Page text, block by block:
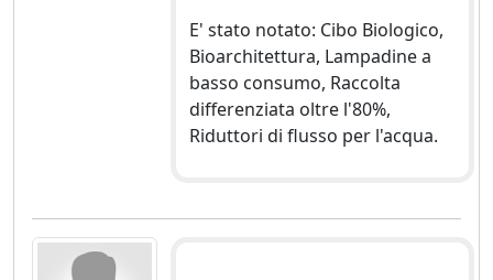
E' stato notato: Cibo Biologico,
Bioarchitettura, Lampadine a
basso consumo, Raccolta
differenziata oltre l'80%,
Riduttori di flusso per l'acqua.